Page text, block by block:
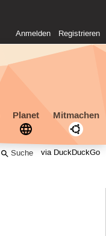
Anmelden Registrieren
Planet Mitmachen
via DuckDuckGo